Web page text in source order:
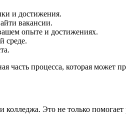
и достижения.
вакансии.
опыте и достижениях.
среде.
часть процесса, которая может
Это не только